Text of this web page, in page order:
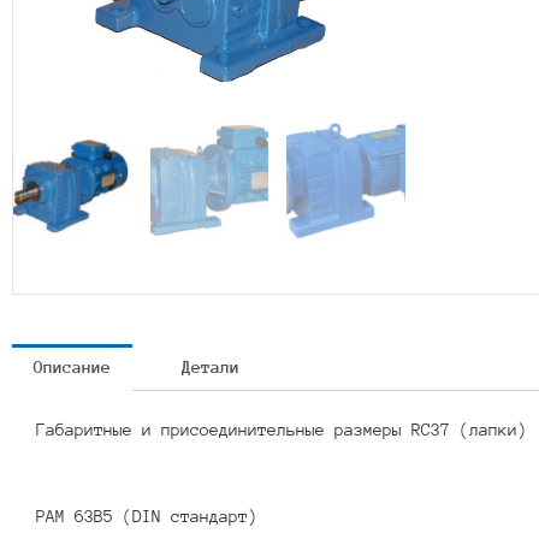
Описание Детали
Габаритные и присоединительные размеры RC37 (лапки)
PAM 63B5 (DIN стандарт)